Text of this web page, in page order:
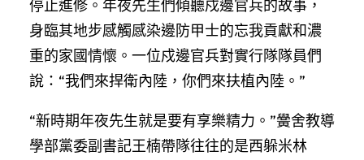
停止進修。年夜先生們傾聽戍邊官兵的故事，
身臨其地步感觸感染邊防甲士的忘我貢獻和濃
重的家國情懷。一位戍邊官兵對實行隊隊員們
說：“我們來捍衛內陸，你們來扶植內陸。”
“新時期年夜先生就是要有享樂精力。”黌舍教導
學部黨委副書記王楠帶隊往往的是西躲米林